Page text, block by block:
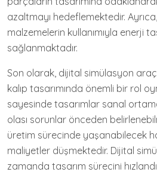
azaltmayı hedeflemektedir.
malzemelerin kullanımıyla enerji
sağlanmaktadır.
Son olarak, dijital simülasyon
kalıp tasarımında önemli bir rol
sayesinde tasarımlar sanal
olası sorunlar önceden
üretim sürecinde yaşanabilecek
maliyetler düşmektedir. Dijital
zamanda tasarım sürecini